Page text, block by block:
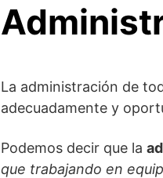
La administración de
adecuadamente y
Podemos decir que la
que trabajando en